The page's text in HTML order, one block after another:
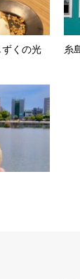
くの光 糸